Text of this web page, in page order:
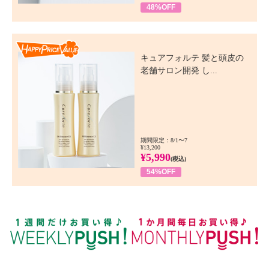
48%OFF
キュアフォルテ 髪と頭皮の
老舗サロン開発 し...
期間限定：8/1〜7
¥13,200
¥5,990(税込)
54%OFF